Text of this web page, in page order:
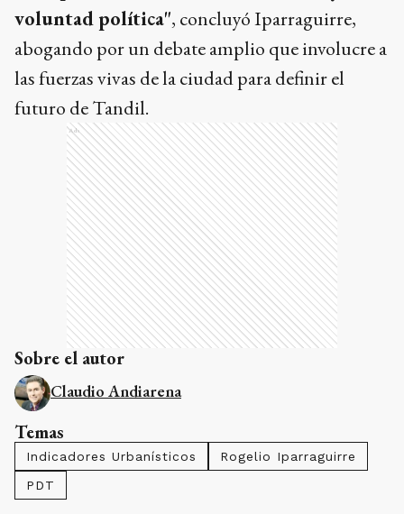
voluntad política", concluyó Iparraguirre,
abogando por un debate amplio que involucre a
las fuerzas vivas de la ciudad para definir el
futuro de Tandil.
Ads
Sobre el autor
Claudio Andiarena
Temas
Indicadores Urbanísticos
Rogelio Iparraguirre
PDT